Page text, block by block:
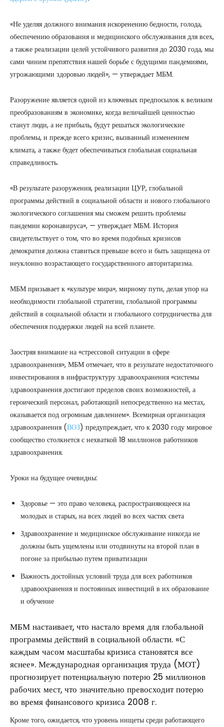
«Не уделяя должного внимания искоренению бедности, голода,
обеспечению образования и медицинского обслуживания для всех,
а также реализации целей устойчивого развития до 2030 года, мы
сами чиним препятствия нашей борьбе с будущими пандемиями,
угрожающими здоровью людей», — утверждает МБМ.
Разоружение является одной из ключевых предпосылок к великим
преобразованиям в экономике, когда величайшей ценностью
станут люди, а не прибыль, будут решаться экологические
проблемы, и прежде всего кризис, вызванный изменением
климата, а также будет обеспечиваться глобальная социальная
справедливость.
«В результате разоружения, реализации ЦУР, глобальной
программы действий в социальной области и нового глобального
экологического соглашения мы сможем решить проблемы
пандемии коронавируса», — утверждает МБМ. История
свидетельствует о том, что во время подобных кризисов
демократия должна ставиться превыше всего и быть защищена от
неуклонно возрастающего государственного авторитаризма.
МБМ призывает к «культуре мира», мирному пути, делая упор на
необходимости глобальной стратегии, глобальной программы
действий в социальной области и глобального сотрудничества для
обеспечения поддержки людей на всей планете.
Заостряя внимание на «стрессовой ситуации в сфере
здравоохранения», МБМ отмечает, что в результате недостаточного
инвестирования в инфраструктуру здравоохранения «системы
здравоохранения достигают пределов своих возможностей, а
героический персонал, работающий непосредственно на местах,
оказывается под огромным давлением». Всемирная организация
здравоохранения (ВОЗ) предупреждает, что к 2030 году мировое
сообщество столкнется с нехваткой 18 миллионов работников
здравоохранения.
Уроки на будущее очевидны:
Здоровье — это право человека, распространяющееся на
молодых и старых, на всех людей во всех частях света
Здравоохранение и медицинское обслуживание никогда не
должны быть ущемлены или отодвинуты на второй план в
погоне за прибылью путем приватизации
Важность достойных условий труда для всех работников
здравоохранения и постоянных инвестиций в их образование
и обучение
МБМ настаивает, что настало время для глобальной
программы действий в социальной области. «С
каждым часом масштабы кризиса становятся все
яснее». Международная организация труда (МОТ)
прогнозирует потенциальную потерю 25 миллионов
рабочих мест, что значительно превосходит потерю
во время финансового кризиса 2008 г.
Кроме того, ожидается, что уровень нищеты среди работающего